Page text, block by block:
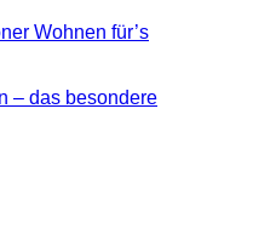
Wohnen für’s
– das besondere